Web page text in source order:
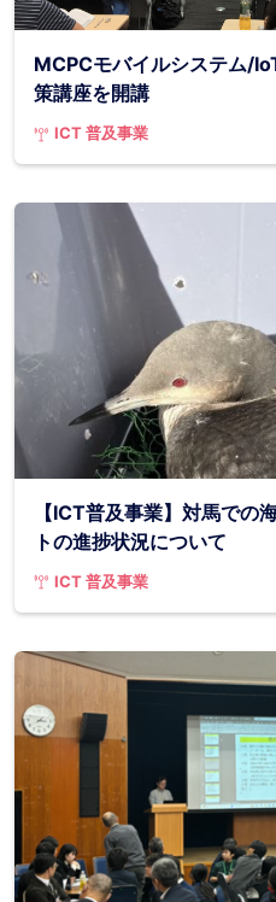
MCPCモバイルシステム/
策講座を開講
ICT 普及事業
【ICT普及事業】対馬での
トの進捗状況について
ICT 普及事業